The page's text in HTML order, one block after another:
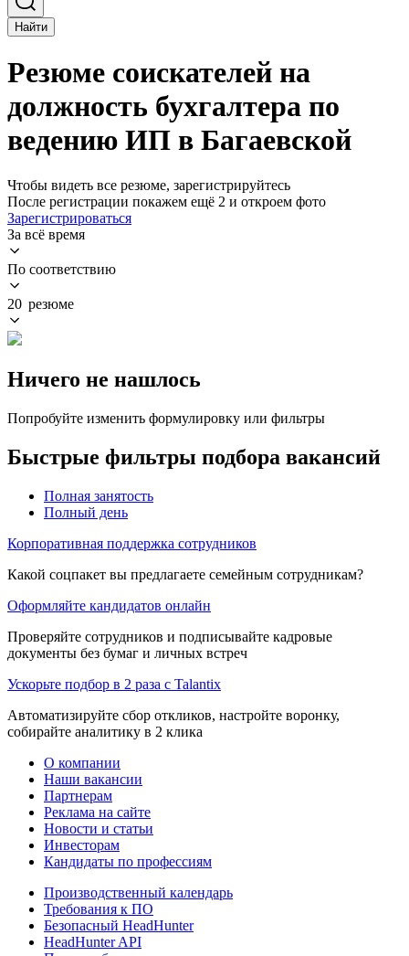
Найти
Резюме соискателей на
должность бухгалтера по
ведению ИП в Багаевской
Чтобы видеть все резюме, зарегистрируйтесь
После регистрации покажем ещё 2 и откроем фото
Зарегистрироваться
За всё время
По соответствию
20 резюме
Ничего не нашлось
Попробуйте изменить формулировку или фильтры
Быстрые фильтры подбора вакансий
Полная занятость
Полный день
Корпоративная поддержка сотрудников
Какой соцпакет вы предлагаете семейным сотрудникам?
Оформляйте кандидатов онлайн
Проверяйте сотрудников и подписывайте кадровые
документы без бумаг и личных встреч
Ускорьте подбор в 2 раза с Talantix
Автоматизируйте сбор откликов, настройте воронку,
собирайте аналитику в 2 клика
О компании
Наши вакансии
Партнерам
Реклама на сайте
Новости и статьи
Инвесторам
Кандидаты по профессиям
Производственный календарь
Требования к ПО
Безопасный HeadHunter
HeadHunter API